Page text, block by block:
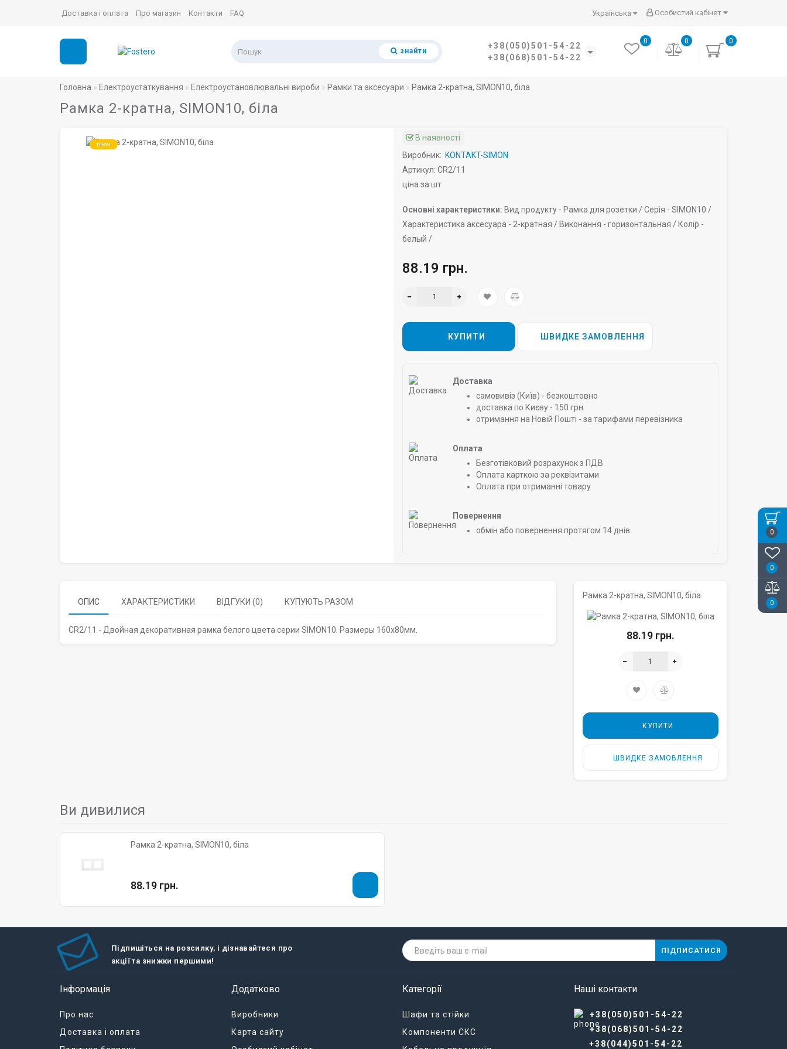
0
0
0
Особистий кабінет
Українська
Доставка і оплата Про магазин Контакти FAQ
знайти
+38(050)501-54-22
+38(068)501-54-22
0
0
0
Головна Електроустаткування Електроустановлювальні вироби Рамки та аксесуари Рамка 2-кратна, SIMON10, біла
Рамка 2-кратна, SIMON10, біла
new
В наявності
Виробник: KONTAKT-SIMON
Артикул: CR2/11
ціна за шт
Основні характеристики: Вид продукту - Рамка для розетки /Серія - SIMON10 /
Характеристика аксесуара - 2-кратная / Виконання - горизонтальная / Колір -
белый /
88.19 грн.
КУПИТИ ШВИДКЕ ЗАМОВЛЕННЯ
Доставка
самовивіз (Київ) - безкоштовно
доставка по Києву - 150 грн.
отримання на Новій Пошті - за тарифами перевізника
Оплата
Безготівковий розрахунок з ПДВ
Оплата карткою за реквізитами
Оплата при отриманні товару
Повернення
обмін або повернення протягом 14 днів
ОПИС ХАРАКТЕРИСТИКИ ВІДГУКИ (0) КУПУЮТЬ РАЗОМ
CR2/11 - Двойная декоративная рамка белого цвета серии SIMON10. Размеры 160х80мм.
Рамка 2-кратна, SIMON10, біла
88.19 грн.
КУПИТИ
ШВИДКЕ ЗАМОВЛЕННЯ
Ви дивилися
Рамка 2-кратна, SIMON10, біла
88.19 грн.
Підпишіться на розсилку, і дізнавайтеся про
акції та знижки першими!
ПІДПИСАТИСЯ
Інформація
Про нас
Доставка і оплата
Додатково
Виробники
Карта сайту
Категорії
Шафи та стійки
Компоненти СКС
Наші контакти
+38(050)501-54-22
+38(068)501-54-22
+38(044)501-54-22